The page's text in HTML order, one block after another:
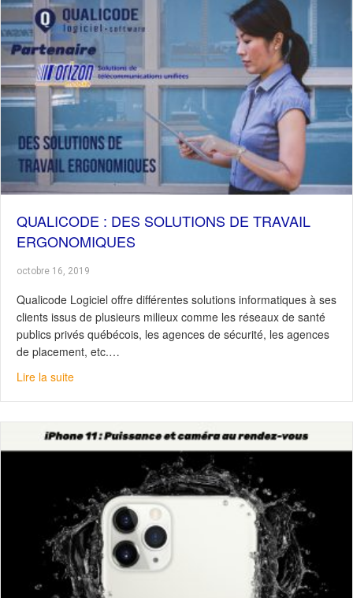
QUALICODE : DES SOLUTIONS DE TRAVAIL
ERGONOMIQUES
octobre 16, 2019
Qualicode Logiciel offre différentes solutions informatiques à ses
clients issus de plusieurs milieux comme les réseaux de santé
publics privés québécois, les agences de sécurité, les agences
de placement, etc.…
Lire la suiteabout Qualicode : des solutions de travail ergonomiques